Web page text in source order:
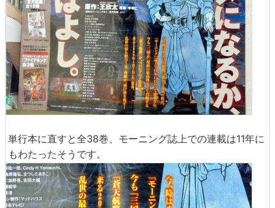
単行本に直すと全38巻、モーニング誌上での連載は11年に
もわたったそうです。